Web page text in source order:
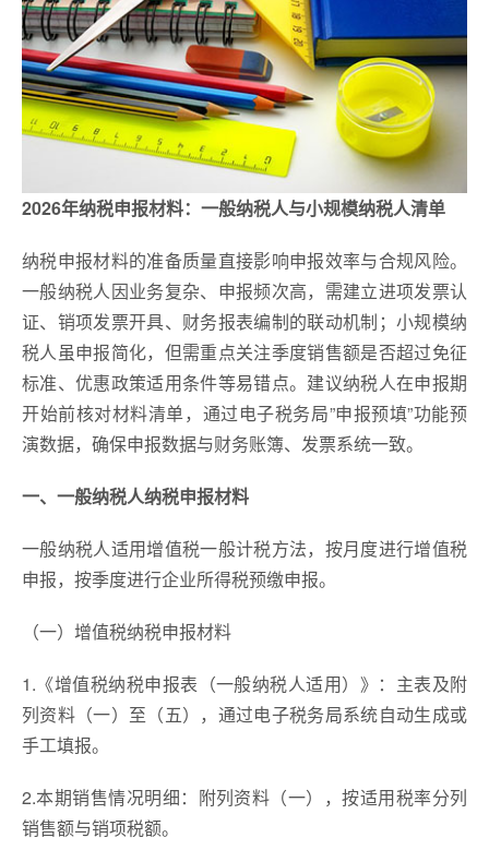
2026年纳税申报材料：一般纳税人与小规模纳税人清单
纳税申报材料的准备质量直接影响申报效率与合规风险。
一般纳税人因业务复杂、申报频次高，需建立进项发票认
证、销项发票开具、财务报表编制的联动机制；小规模纳
税人虽申报简化，但需重点关注季度销售额是否超过免征
标准、优惠政策适用条件等易错点。建议纳税人在申报期
开始前核对材料清单，通过电子税务局”申报预填”功能预
演数据，确保申报数据与财务账簿、发票系统一致。
一、一般纳税人纳税申报材料
一般纳税人适用增值税一般计税方法，按月度进行增值税
申报，按季度进行企业所得税预缴申报。
（一）增值税纳税申报材料
1.《增值税纳税申报表（一般纳税人适用）》：主表及附
列资料（一）至（五），通过电子税务局系统自动生成或
手工填报。
2.本期销售情况明细：附列资料（一），按适用税率分列
销售额与销项税额。